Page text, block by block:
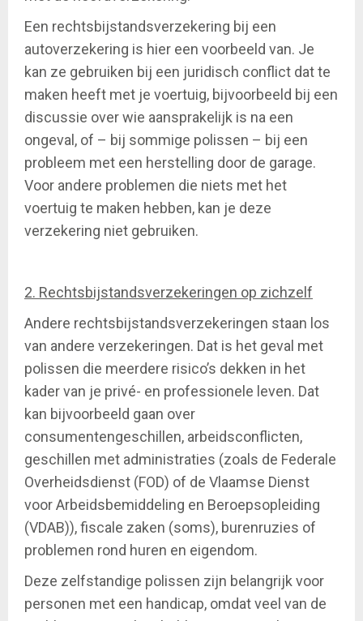
Een rechtsbijstandsverzekering bij een
autoverzekering is hier een voorbeeld van. Je
kan ze gebruiken bij een juridisch conflict dat te
maken heeft met je voertuig, bijvoorbeeld bij een
discussie over wie aansprakelijk is na een
ongeval, of – bij sommige polissen – bij een
probleem met een herstelling door de garage.
Voor andere problemen die niets met het
voertuig te maken hebben, kan je deze
verzekering niet gebruiken.
2. Rechtsbijstandsverzekeringen op zichzelf
Andere rechtsbijstandsverzekeringen staan los
van andere verzekeringen. Dat is het geval met
polissen die meerdere risico’s dekken in het
kader van je privé- en professionele leven. Dat
kan bijvoorbeeld gaan over
consumentengeschillen, arbeidsconflicten,
geschillen met administraties (zoals de Federale
Overheidsdienst (FOD) of de Vlaamse Dienst
voor Arbeidsbemiddeling en Beroepsopleiding
(VDAB)), fiscale zaken (soms), burenruzies of
problemen rond huren en eigendom.
Deze zelfstandige polissen zijn belangrijk voor
personen met een handicap, omdat veel van de